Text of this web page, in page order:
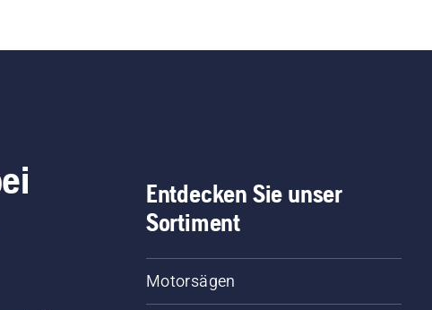
Kettenschmiersystem
ausgeschaltet ist. Erhöhen
Motorsägenmotors ein paar
am Stamm zeigt an, dass
Entdecken Sie unser
Sortiment
Motorsägen